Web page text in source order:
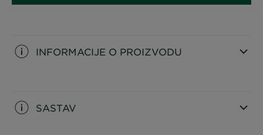
INFORMACIJE O PROIZVODU
SASTAV